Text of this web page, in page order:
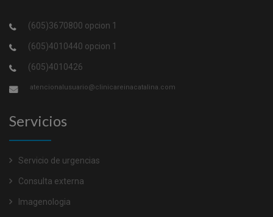
(605)3670800 opcion 1
(605)4010440 opcion 1
(605)4010426
atencionalusuario@clinicareinacatalina.com
Servicios
Servicio de urgencias
Consulta externa
Imagenologia